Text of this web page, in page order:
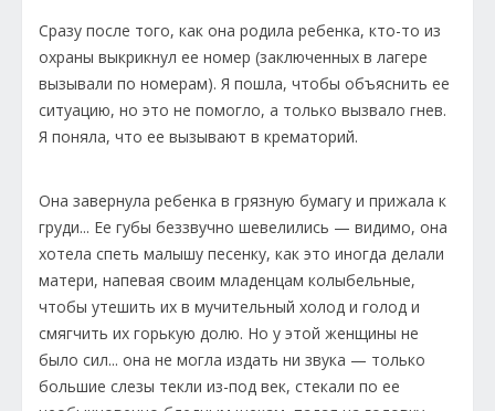
Сразу после того, как она родила ребенка, кто-то из
охраны выкрикнул ее номер (заключенных в лагере
вызывали по номерам). Я пошла, чтобы объяснить ее
ситуацию, но это не помогло, а только вызвало гнев.
Я поняла, что ее вызывают в крематорий.
Она завернула ребенка в грязную бумагу и прижала к
груди... Ее губы беззвучно шевелились — видимо, она
хотела спеть малышу песенку, как это иногда делали
матери, напевая своим младенцам колыбельные,
чтобы утешить их в мучительный холод и голод и
смягчить их горькую долю. Но у этой женщины не
было сил... она не могла издать ни звука — только
большие слезы текли из-под век, стекали по ее